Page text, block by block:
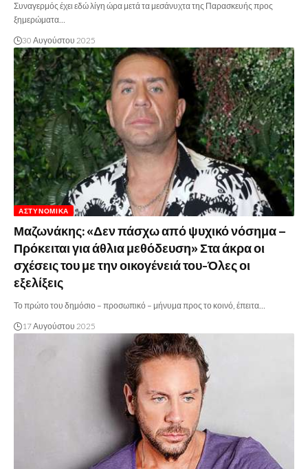
Συναγερμός έχει εδώ λίγη ώρα μετά τα μεσάνυχτα της Παρασκευής προς
ξημερώματα…
30 Αυγούστου 2025
ΑΣΤΥΝΟΜΙΚΆ
Μαζωνάκης: «Δεν πάσχω από ψυχικό νόσημα –
Πρόκειται για άθλια μεθόδευση» Στα άκρα οι
σχέσεις του με την οικογένειά του-Όλες οι
εξελίξεις
Το πρώτο του δημόσιο – προσωπικό – μήνυμα προς το κοινό, έπειτα…
17 Αυγούστου 2025